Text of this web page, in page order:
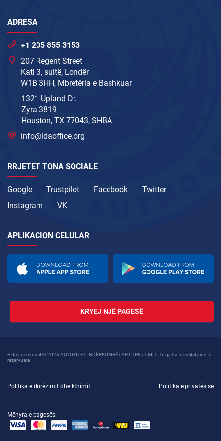
ADRESA
+1 205 855 3153
207 Regent Street
Kati 3, suitë, Londër
W1B 3HH, Mbretëria e Bashkuar
1321 Upland Dr.
Zyra 3819
Houston, TX 77043, SHBA
info@idaoffice.org
RRJETET TONA SOCIALE
Google Trustpilot Facebook
Twitter
Instagram
VK
APLIKACION CELULAR
KRYEJ NJË PAGESË
E drejta e autorit © 2026 AUTORITETI NDËRKOMBËTAR I DREJTIMIT. Të gjitha të drejtat janë të
rezervuara
Politika e dorëzimit dhe kthimit Politika e privatësisë
Mënyra e pagesës: